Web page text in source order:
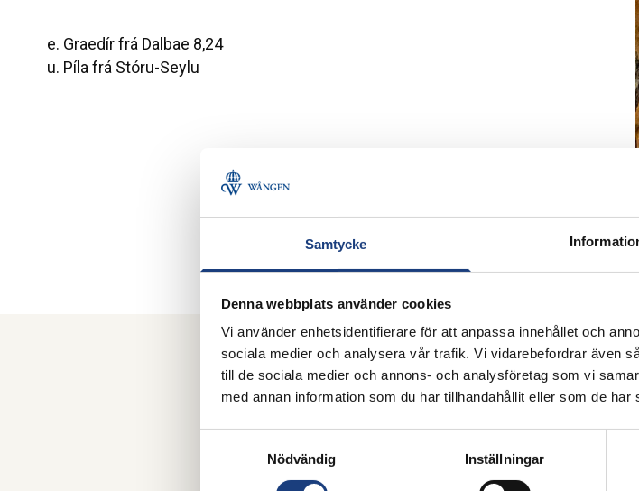
Samtycke
Denna webbplats använder cookies
Vi använder enhetsidentifierare för att anpassa innehållet och
sociala medier och analysera vår trafik. Vi vidarebefordrar även
till de sociala medier och annons- och analysföretag som vi
med annan information som du har tillhandahållit eller som de
Nödvändig
Inställningar
e. Graedír frá Dalbae 8,24
u. Píla frá Stóru-Seylu
Fler